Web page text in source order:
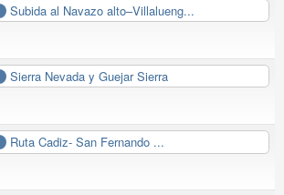
Subida al Navazo alto–Villalueng...
Sierra Nevada y Guejar Sierra
Ruta Cadiz- San Fernando ...